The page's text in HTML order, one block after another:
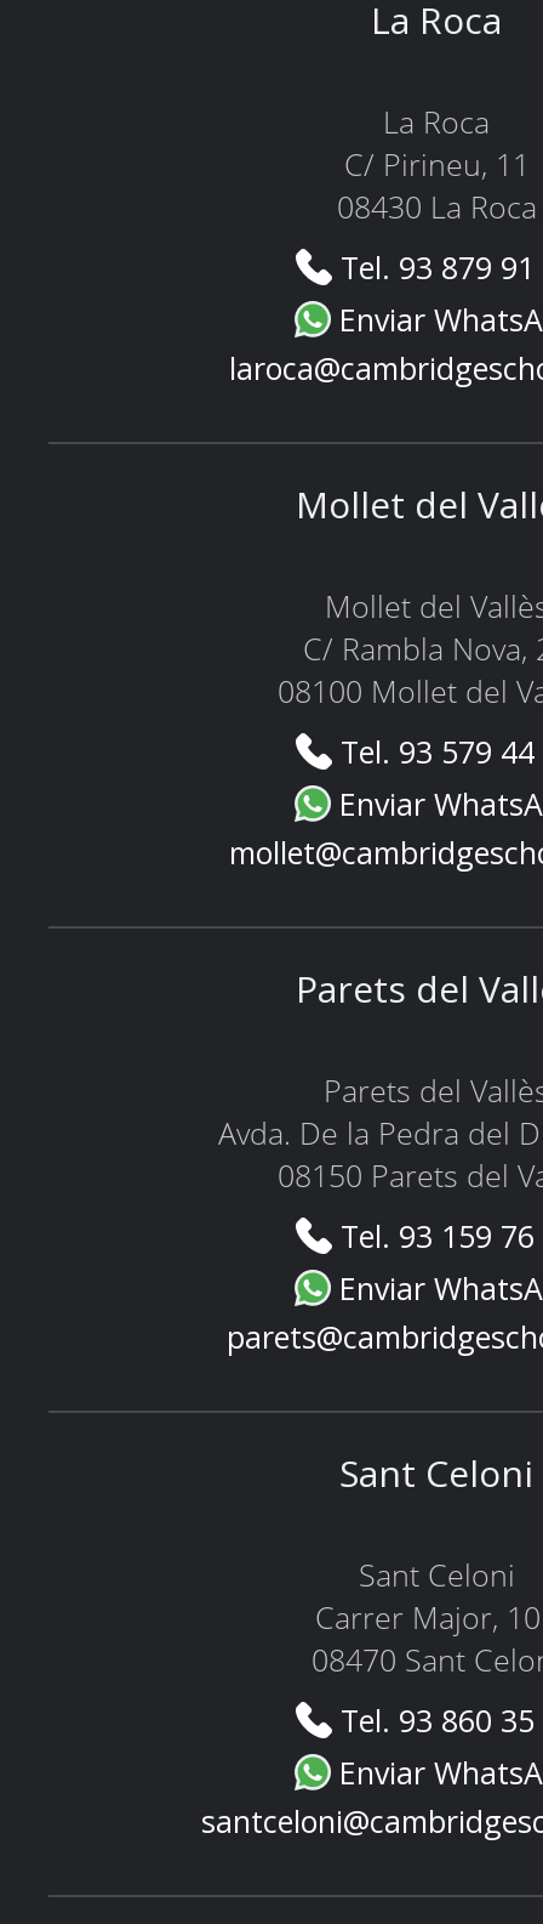
La Roca
La Roca
C/ Pirineu, 11
08430 La Roca
Tel. 93 879
Enviar
Mollet del
Mollet del
C/ Rambla Nova,
08100 Mollet del
Tel. 93 579
Enviar
Parets del
Parets del
Avda. De la Pedra del
08150 Parets del
Tel. 93 159
Enviar
Sant Celoni
Sant Celoni
Carrer Major,
08470 Sant
Tel. 93 860
Enviar